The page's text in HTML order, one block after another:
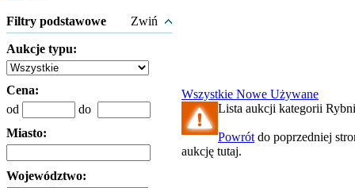
Filtry podstawowe Zwiń
Aukcje typu:
Cena:
od
do
Miasto:
Województwo:
Wszystkie Nowe Używane
Lista aukcji kategorii
Powrót do poprzedniej
aukcję tutaj.